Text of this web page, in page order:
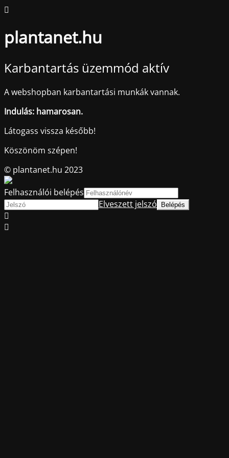
plantanet.hu
Karbantartás üzemmód aktív
A webshopban karbantartási munkák vannak.
Indulás: hamarosan.
Látogass vissza később!
Köszönöm szépen!
© plantanet.hu 2023
Felhasználói belépés
Elveszett jelszó